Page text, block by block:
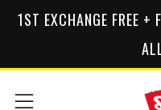
1ST EXCHANGE FREE +
Menu